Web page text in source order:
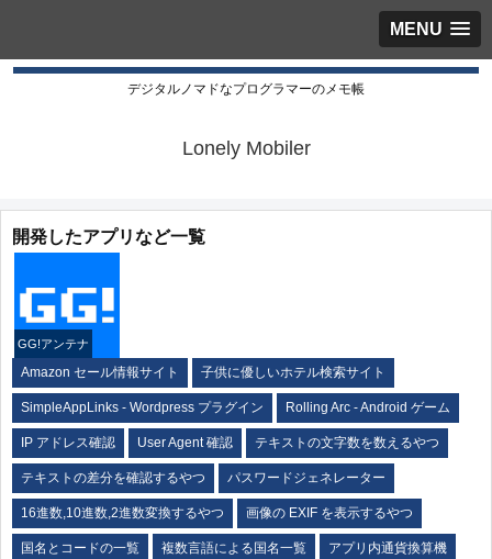
MENU
デジタルノマドなプログラマーのメモ帳
Lonely Mobiler
開発したアプリなど一覧
GG!アンテナ
Amazon セール情報サイト 子供に優しいホテル検索サイト
SimpleAppLinks - Wordpress プラグイン Rolling Arc - Android ゲーム
IP アドレス確認 User Agent 確認 テキストの文字数を数えるやつ
テキストの差分を確認するやつ パスワードジェネレーター
16進数,10進数,2進数変換するやつ 画像の EXIF を表示するやつ
国名とコードの一覧 複数言語による国名一覧 アプリ内通貨換算機